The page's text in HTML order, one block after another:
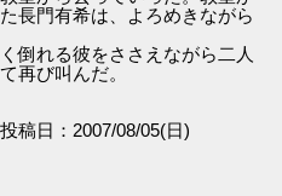
長門有希は、よろめきながら
倒れる彼をささえながら二人
再び叫んだ。
稿日：2007/08/05(日)